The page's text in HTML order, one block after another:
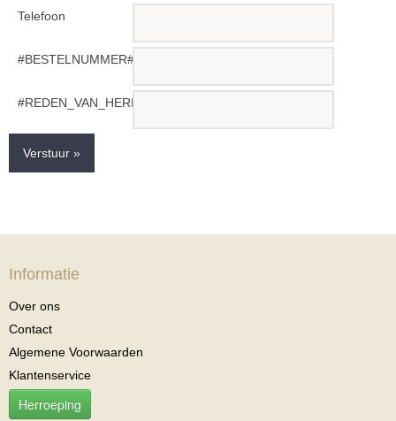
Telefoon
#BESTELNUMMER#
#REDEN_VAN_HERROEPING#
Verstuur »
Informatie
Over ons
Contact
Algemene Voorwaarden
Klantenservice
Herroeping